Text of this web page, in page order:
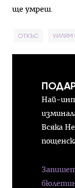
ще умреш.
ОТКЪС УИЛЯМ
Най-
Всяка